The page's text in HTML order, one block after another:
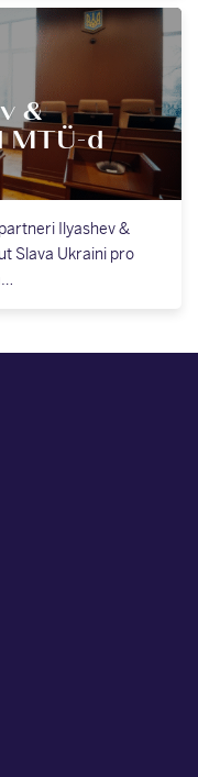
&
MTÜ-d
Ilyashev &
Slava Ukraini pro